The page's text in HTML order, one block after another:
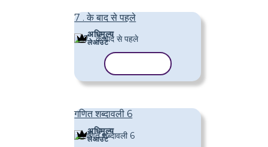
7 . के बाद से पहले
अधिमूल्य
लेआउट
गणित शब्दावली 6
अधिमूल्य
लेआउट